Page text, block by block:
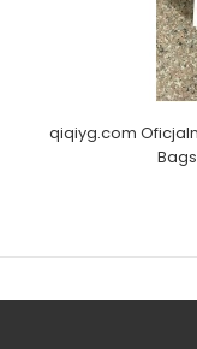
qiqiyg.com